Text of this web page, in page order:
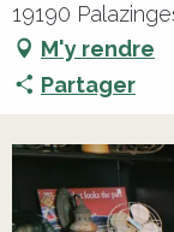
19190
M'y rendre
Partager